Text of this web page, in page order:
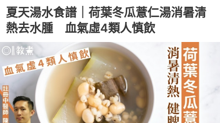
夏天湯水食譜｜荷葉冬瓜薏仁湯消暑清
熱去水腫 血氣虛4類人慎飲